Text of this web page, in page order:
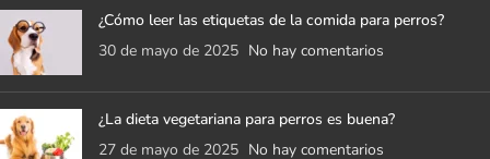
¿Cómo leer las etiquetas de la comida para perros?
30 de mayo de 2025 No hay comentarios
¿La dieta vegetariana para perros es buena?
27 de mayo de 2025 No hay comentarios